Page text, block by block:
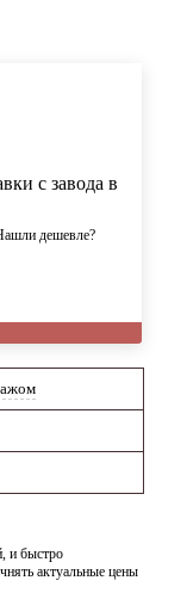
с завода в
дешевле?
и быстро
актуальные цены